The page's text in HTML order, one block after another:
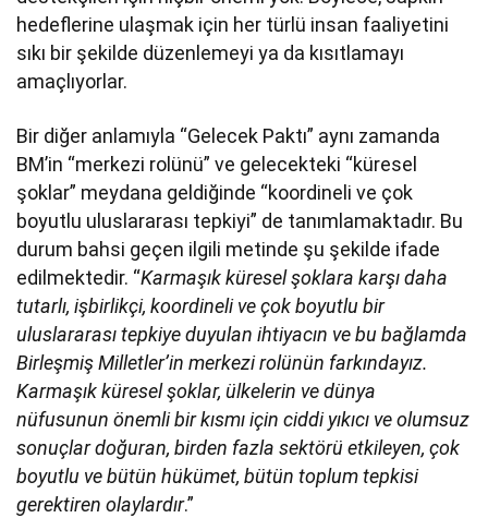
hedeflerine ulaşmak için her türlü insan faaliyetini
sıkı bir şekilde düzenlemeyi ya da kısıtlamayı
amaçlıyorlar.
Bir diğer anlamıyla “Gelecek Paktı” aynı zamanda
BM’in “merkezi rolünü” ve gelecekteki “küresel
şoklar” meydana geldiğinde “koordineli ve çok
boyutlu uluslararası tepkiyi” de tanımlamaktadır. Bu
durum bahsi geçen ilgili metinde şu şekilde ifade
edilmektedir. “Karmaşık küresel şoklara karşı daha
tutarlı, işbirlikçi, koordineli ve çok boyutlu bir
uluslararası tepkiye duyulan ihtiyacın ve bu bağlamda
Birleşmiş Milletler’in merkezi rolünün farkındayız.
Karmaşık küresel şoklar, ülkelerin ve dünya
nüfusunun önemli bir kısmı için ciddi yıkıcı ve olumsuz
sonuçlar doğuran, birden fazla sektörü etkileyen, çok
boyutlu ve bütün hükümet, bütün toplum tepkisi
gerektiren olaylardır.”